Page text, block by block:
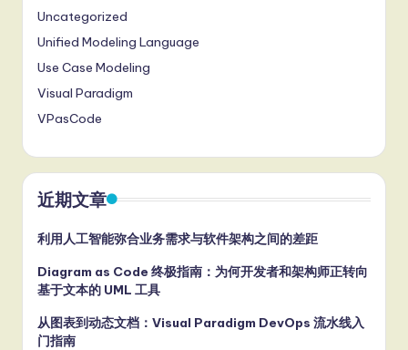
Uncategorized
Unified Modeling Language
Use Case Modeling
Visual Paradigm
VPasCode
近期文章
利用人工智能弥合业务需求与软件架构之间的差距
Diagram as Code 终极指南：为何开发者和架构师正转向
基于文本的 UML 工具
从图表到动态文档：Visual Paradigm DevOps 流水线入
门指南